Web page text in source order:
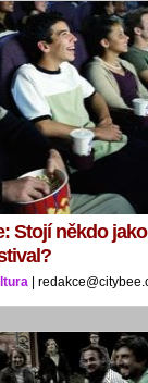
Stojí někdo
|